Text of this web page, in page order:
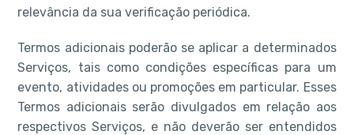
relevância da sua verificação periódica.
Termos adicionais poderão se aplicar a determinados
Serviços, tais como condições específicas para um
evento, atividades ou promoções em particular. Esses
Termos adicionais serão divulgados em relação aos
respectivos Serviços, e não deverão ser entendidos